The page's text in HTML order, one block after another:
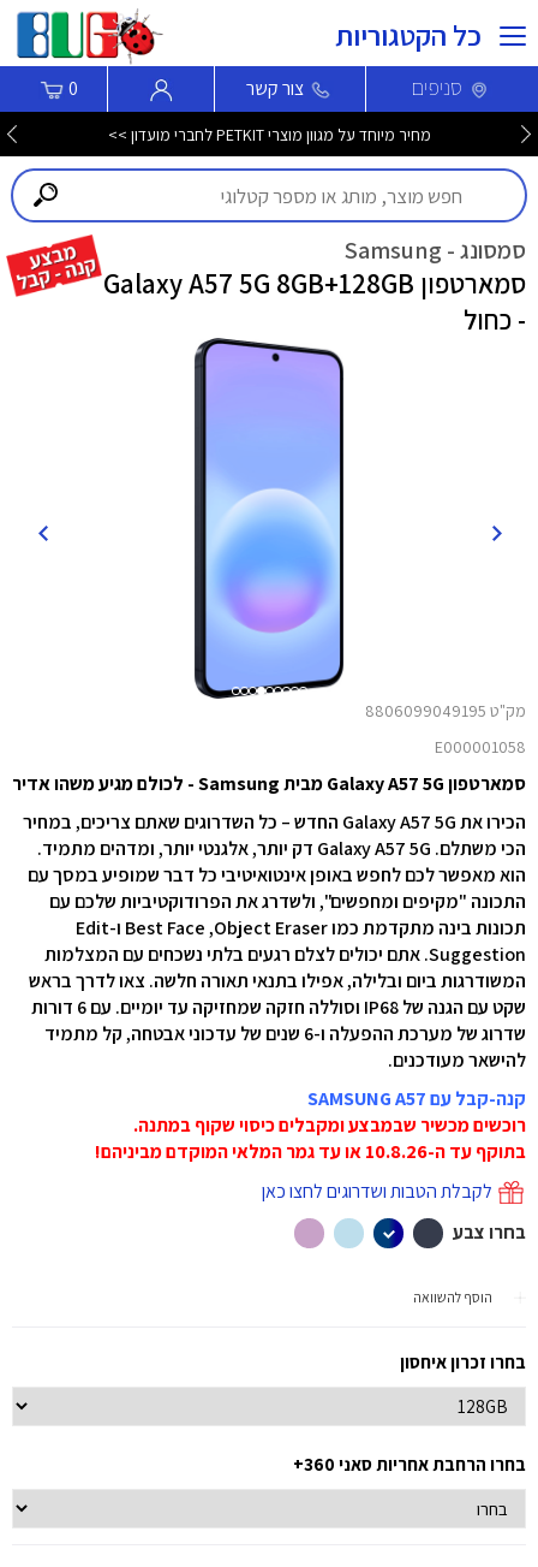
כל הקטגוריות
סניפים צור קשר 0
מחיר מיוחד על מגוון מוצרי PETKIT לחברי מועדון >>
סמסונג - Samsung
סמארטפון Galaxy A57 5G 8GB+128GB
- כחול
מק"ט 8806099049195
E000001058
סמארטפון Galaxy A57 5G מבית Samsung - לכולם מגיע משהו אדיר
הכירו את Galaxy A57 5G החדש – כל השדרוגים שאתם צריכים, במחיר
הכי משתלם. Galaxy A57 5G דק יותר, אלגנטי יותר, ומדהים מתמיד.
הוא מאפשר לכם לחפש באופן אינטואיטיבי כל דבר שמופיע במסך עם
התכונה "מקיפים ומחפשים", ולשדרג את הפרודוקטיביות שלכם עם
תכונות בינה מתקדמת כמו Object Eraser‏, Best Face ו-Edit
Suggestion. אתם יכולים לצלם רגעים בלתי נשכחים עם המצלמות
המשודרגות ביום ובלילה, אפילו בתנאי תאורה חלשה. צאו לדרך בראש
שקט עם הגנה של IP68 וסוללה חזקה שמחזיקה עד יומיים. עם 6 דורות
שדרוג של מערכת ההפעלה ו-6 שנים של עדכוני אבטחה, קל מתמיד
להישאר מעודכנים.
קנה-קבל עם SAMSUNG A57
רוכשים מכשיר שבמבצע ומקבלים כיסוי שקוף במתנה.
בתוקף עד ה-10.8.26 או עד גמר המלאי המוקדם מביניהם!
לקבלת הטבות ושדרוגים לחצו כאן
בחרו צבע
הוסף להשוואה
בחרו זכרון איחסון
בחרו הרחבת אחריות סאני 360+